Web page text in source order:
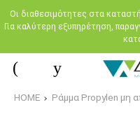
Oι διαθεσιμότητες στα
Για καλύτερη εξυπηρέτηση,
HOME Ράμμα Propylen μη